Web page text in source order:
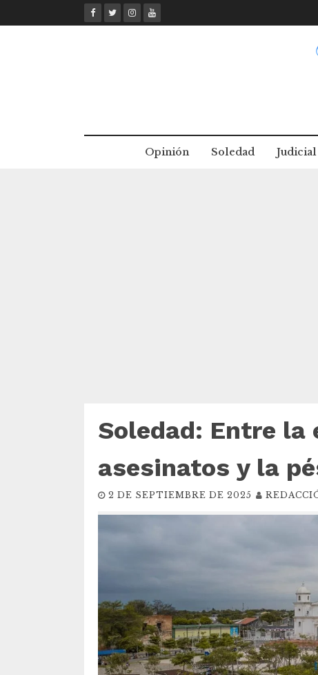
to
Opinión Soledad Judicial
Soledad: Entre la
asesinatos y la
2 DE SEPTIEMBRE DE 2025